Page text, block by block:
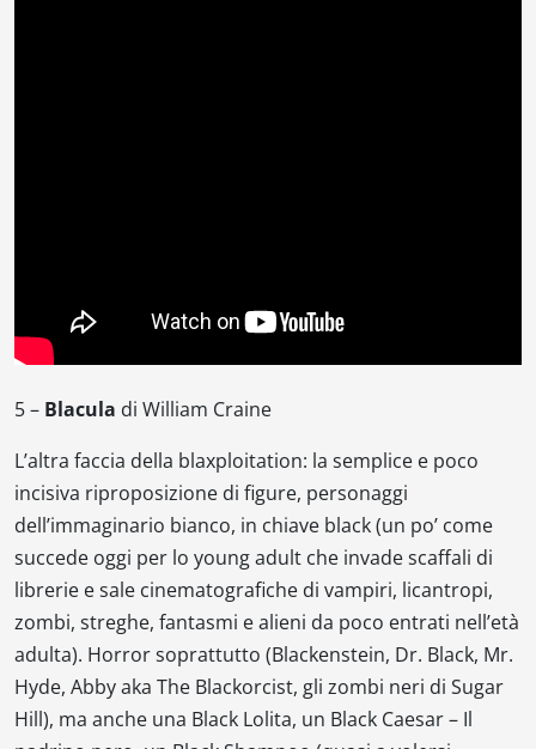
5 – Blacula di William Craine
L’altra faccia della blaxploitation: la semplice e poco
incisiva riproposizione di figure, personaggi
dell’immaginario bianco, in chiave black (un po’ come
succede oggi per lo young adult che invade scaffali di
librerie e sale cinematografiche di vampiri, licantropi,
zombi, streghe, fantasmi e alieni da poco entrati nell’età
adulta). Horror soprattutto (Blackenstein, Dr. Black, Mr.
Hyde, Abby aka The Blackorcist, gli zombi neri di Sugar
Hill), ma anche una Black Lolita, un Black Caesar – Il